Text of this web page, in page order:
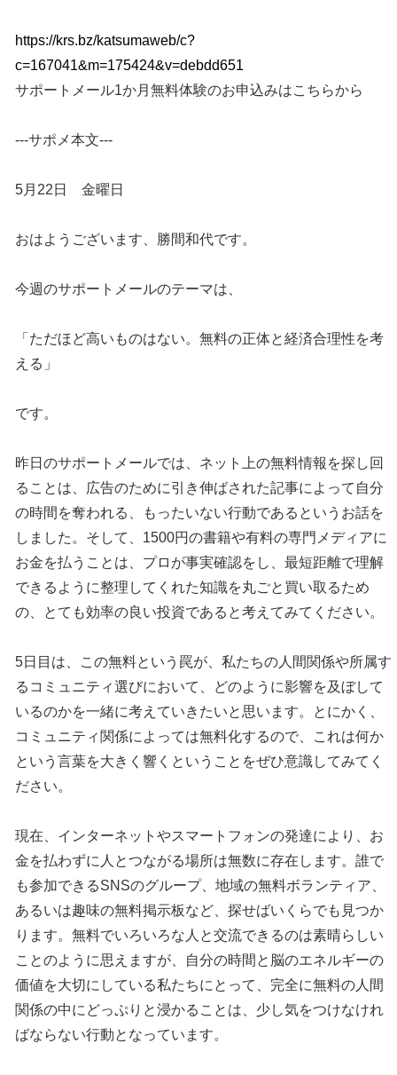
https://krs.bz/katsumaweb/c?
c=167041&m=175424&v=debdd651
サポートメール1か月無料体験のお申込みはこちらから
---サポメ本文---
5月22日 金曜日
おはようございます、勝間和代です。
今週のサポートメールのテーマは、
「ただほど高いものはない。無料の正体と経済合理性を考
える」
です。
昨日のサポートメールでは、ネット上の無料情報を探し回
ることは、広告のために引き伸ばされた記事によって自分
の時間を奪われる、もったいない行動であるというお話を
しました。そして、1500円の書籍や有料の専門メディアに
お金を払うことは、プロが事実確認をし、最短距離で理解
できるように整理してくれた知識を丸ごと買い取るため
の、とても効率の良い投資であると考えてみてください。
5日目は、この無料という罠が、私たちの人間関係や所属す
るコミュニティ選びにおいて、どのように影響を及ぼして
いるのかを一緒に考えていきたいと思います。とにかく、
コミュニティ関係によっては無料化するので、これは何か
という言葉を大きく響くということをぜひ意識してみてく
ださい。
現在、インターネットやスマートフォンの発達により、お
金を払わずに人とつながる場所は無数に存在します。誰で
も参加できるSNSのグループ、地域の無料ボランティア、
あるいは趣味の無料掲示板など、探せばいくらでも見つか
ります。無料でいろいろな人と交流できるのは素晴らしい
ことのように思えますが、自分の時間と脳のエネルギーの
価値を大切にしている私たちにとって、完全に無料の人間
関係の中にどっぷりと浸かることは、少し気をつけなけれ
ばならない行動となっています。